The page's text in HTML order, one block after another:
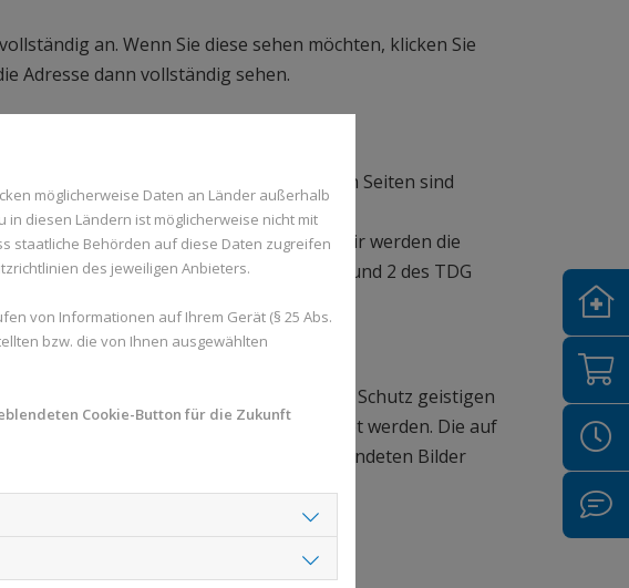
an. Wenn Sie diese sehen möchten, klicken Sie
Adresse dann vollständig sehen.
Links. Für den Inhalt der verlinkten Seiten sind
um umgehende Benachrichtigung. Wir werden die
sinngemäß dem § 5 Absatz 1 und 2 des TDG
und anderen Gesetzen zum Schutz geistigen
und auf anderen Websites verwendet werden. Die auf
Verfügung gestellt haben. Für alle verwendeten Bilder
möglicherweise Daten an Länder außerhalb
in diesen Ländern ist möglicherweise nicht mit
staatliche Behörden auf diese Daten zugreifen
des jeweiligen Anbieters.
von Informationen auf Ihrem Gerät (§ 25 Abs.
bzw. die von Ihnen ausgewählten
Cookie-Button für die Zukunft